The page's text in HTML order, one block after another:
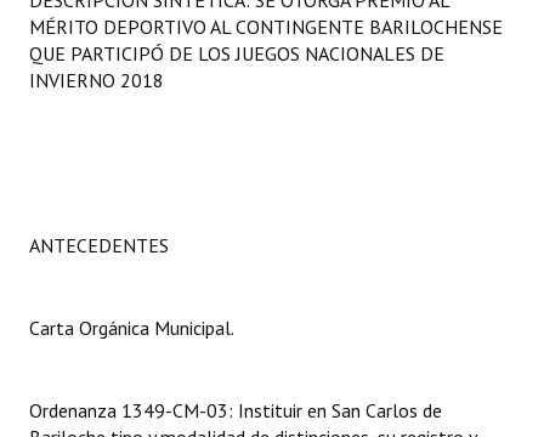
Programas
LEGISLACIÓN
Digesto
MÉRITO DEPORTIVO AL CONTINGENTE BARILOCHENSE
QUE PARTICIPÓ DE LOS JUEGOS NACIONALES DE
INVIERNO 2018
ANTECEDENTES
Carta Orgánica Municipal.
Ordenanza 1349-CM-03: Instituir en San Carlos de